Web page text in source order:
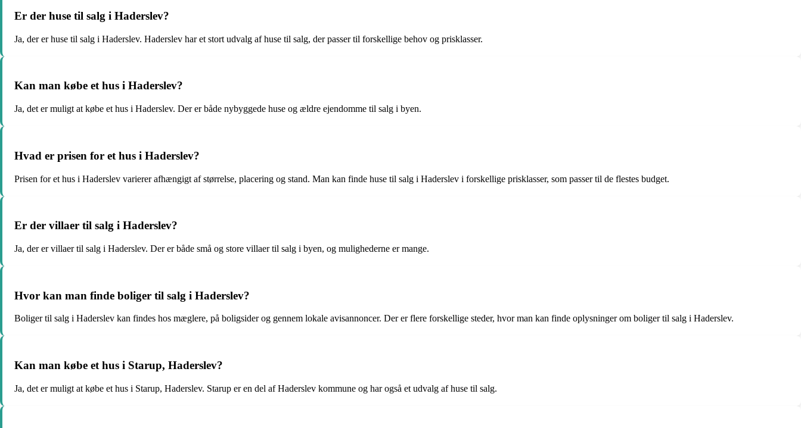
Er der huse til salg i Haderslev?
Ja, der er huse til salg i Haderslev. Haderslev har et stort udvalg af huse til salg, der passer til forskellige behov og prisklasser.
Kan man købe et hus i Haderslev?
Ja, det er muligt at købe et hus i Haderslev. Der er både nybyggede huse og ældre ejendomme til salg i byen.
Hvad er prisen for et hus i Haderslev?
Prisen for et hus i Haderslev varierer afhængigt af størrelse, placering og stand. Man kan finde huse til salg i Haderslev i forskellige prisklasser, som passer til de flestes budget.
Er der villaer til salg i Haderslev?
Ja, der er villaer til salg i Haderslev. Der er både små og store villaer til salg i byen, og mulighederne er mange.
Hvor kan man finde boliger til salg i Haderslev?
Boliger til salg i Haderslev kan findes hos mæglere, på boligsider og gennem lokale avisannoncer. Der er flere forskellige steder, hvor man kan finde oplysninger om boliger til salg i Haderslev.
Kan man købe et hus i Starup, Haderslev?
Ja, det er muligt at købe et hus i Starup, Haderslev. Starup er en del af Haderslev kommune og har også et udvalg af huse til salg.